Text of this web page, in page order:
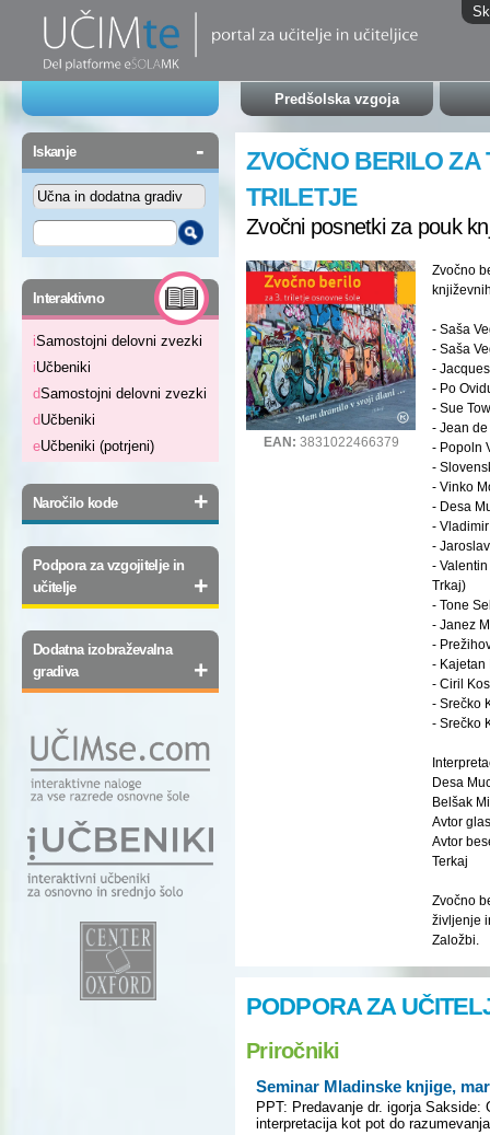
Predšolska vzgoja
Iskanje -
Interaktivno -
iSamostojni delovni zvezki
iUčbeniki
dSamostojni delovni zvezki
dUčbeniki
eUčbeniki (potrjeni)
Naročilo kode +
Podpora za vzgojitelje in
učitelje
+
Dodatna izobraževalna
gradiva
+
ZVOČNO BERILO ZA
TRILETJE
Zvočni posnetki za pouk
EAN: 3831022466379
Zvočno
- Saša
- Saša
-
- Po
- Sue
- Jean
- Popoln
-
- Vinko
- Desa
-
-
-
Trkaj)
- Tone
- Janez
-
- Kajetan
- Ciril
- Srečko
- Srečko
Desa
Belšak
Avtor
Avtor
Terkaj
Zvočno
življenje
Založbi.
PODPORA ZA
Priročniki
Seminar Mladinske knjige,
PPT: Predavanje dr. igorja Sakside:
interpretacija kot pot do